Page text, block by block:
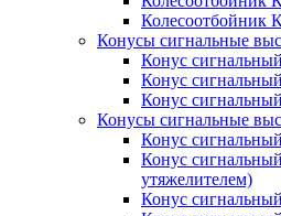
Колесоотбойник
Конусы сигнальные
Конус
Конус
Конус
Конусы сигнальные
Конус
Конус
утяжелителем)
Конус